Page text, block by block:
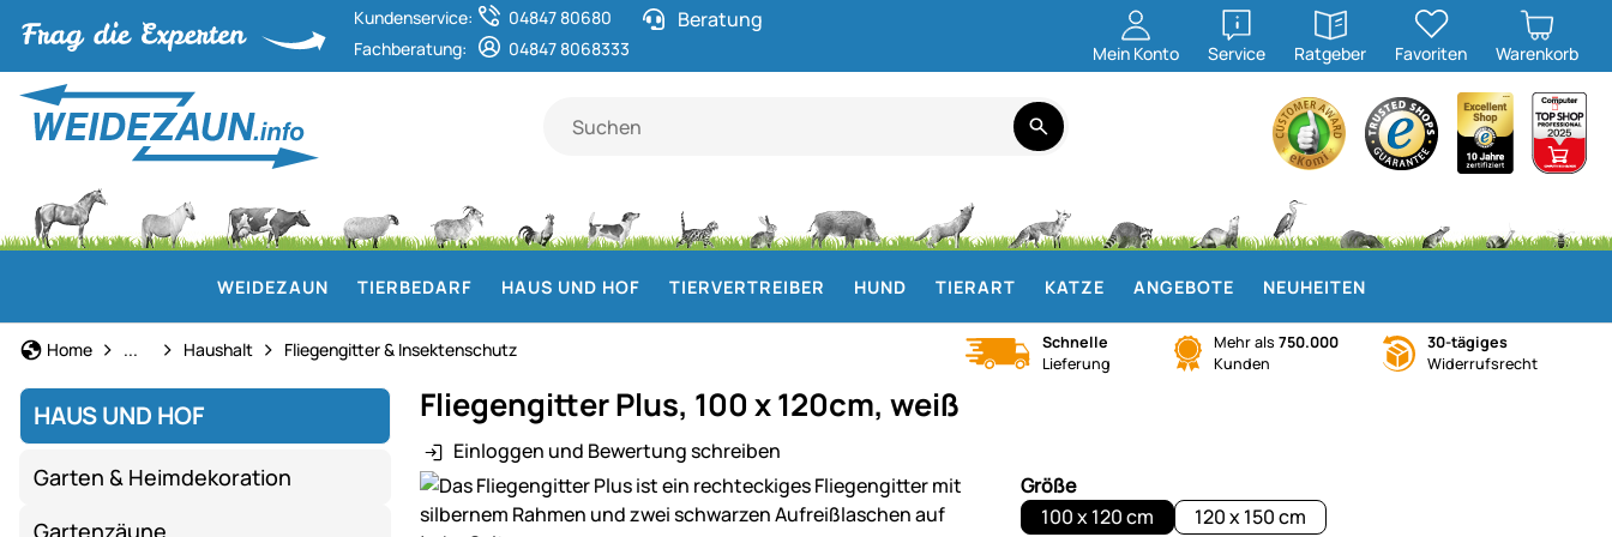
Kundenservice:
04847 80680
Fachberatung:
04847 8068333
Beratung
Mein Konto Service
öffnen
Ratgeber
öffnen
Favoriten Warenkorb
WEIDEZAUN TIERBEDARF HAUS UND HOF TIERVERTREIBER HUND TIERART KATZE ANGEBOTE NEUHEITEN
Home Haus und Hof
... Haushalt Fliegengitter & Insektenschutz
Schnelle
Lieferung
Mehr als 750.000
Kunden
30-tägiges
Widerrufsrecht
HAUS UND HOF
Garten & Heimdekoration
Gartenzäune
Fliegengitter Plus, 100 x 120cm, weiß
Einloggen und Bewertung schreiben
Produktgalerie
Größe
100 x 120 cm
120 x 150 cm